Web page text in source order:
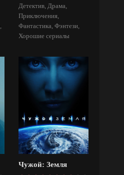
Детектив, Драма,
Приключения,
Фантастика, Фэнтези,
Хорошие сериалы
Чужой: Земля